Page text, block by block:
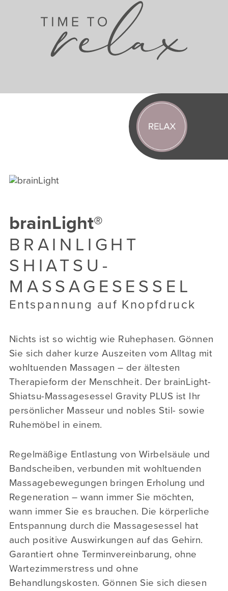
brainLight®
BRAINLIGHT
SHIATSU-
MASSAGESESSEL
Entspannung auf Knopfdruck
Nichts ist so wichtig wie Ruhephasen. Gönnen
Sie sich daher kurze Auszeiten vom Alltag mit
wohltuenden Massagen – der ältesten
Therapieform der Menschheit. Der brainLight-
Shiatsu-Massagesessel Gravity PLUS ist Ihr
persönlicher Masseur und nobles Stil- sowie
Ruhemöbel in einem.
Regelmäßige Entlastung von Wirbelsäule und
Bandscheiben, verbunden mit wohltuenden
Massagebewegungen bringen Erholung und
Regeneration – wann immer Sie möchten,
wann immer Sie es brauchen. Die körperliche
Entspannung durch die Massagesessel hat
auch positive Auswirkungen auf das Gehirn.
Garantiert ohne Terminvereinbarung, ohne
Wartezimmerstress und ohne
Behandlungskosten. Gönnen Sie sich diesen